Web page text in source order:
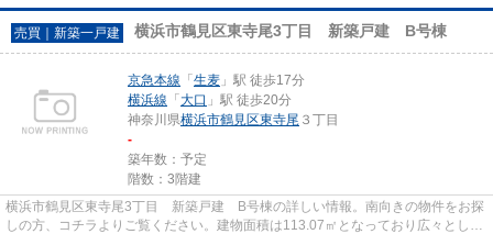
売買｜新築一戸建 横浜市鶴見区東寺尾3丁目 新築戸建 B号棟
京急本線 「 生麦 」駅 徒歩17分
横浜線 「 大口 」駅 徒歩20分
神奈川県横浜市鶴見区東寺尾 ３丁目
-
築年数：予定
階数：3階建
横浜市鶴見区東寺尾3丁目 新築戸建 B号棟の詳しい情報。南向きの物件をお探
しの方、コチラよりご覧ください。建物面積は113.07㎡となっており広々とした